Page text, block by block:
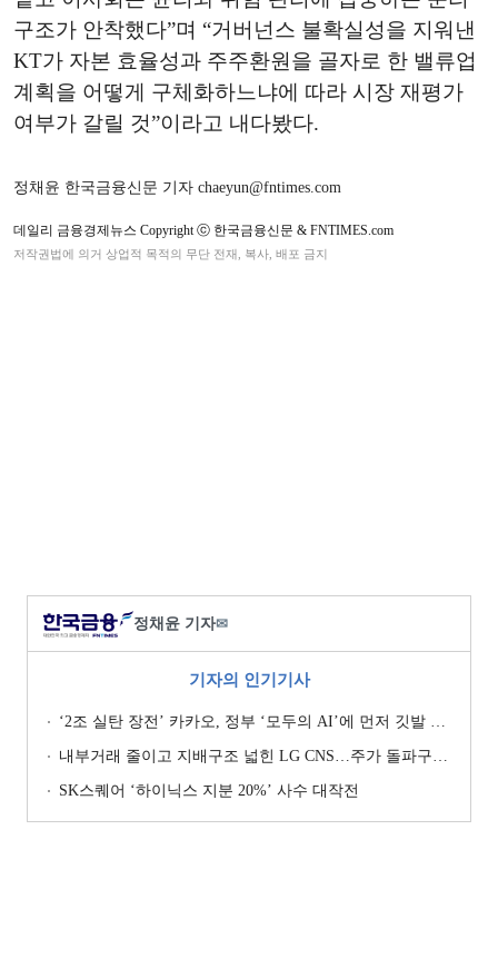
구조가 안착했다”며 “거버넌스 불확실성을 지워낸
KT가 자본 효율성과 주주환원을 골자로 한 밸류업
계획을 어떻게 구체화하느냐에 따라 시장 재평가
여부가 갈릴 것”이라고 내다봤다.
정채윤 한국금융신문 기자 chaeyun@fntimes.com
데일리 금융경제뉴스 Copyright ⓒ 한국금융신문 & FNTIMES.com
저작권법에 의거 상업적 목적의 무단 전재, 복사, 배포 금지
정채윤 기자✉
기자의 인기기사
‘2조 실탄 장전’ 카카오, 정부 ‘모두의 AI’에 먼저 깃발 꽂은 셈법
내부거래 줄이고 지배구조 넓힌 LG CNS…주가 돌파구는 ‘RX’ [기업지배구조 보고서]
SK스퀘어 ‘하이닉스 지분 20%’ 사수 대작전